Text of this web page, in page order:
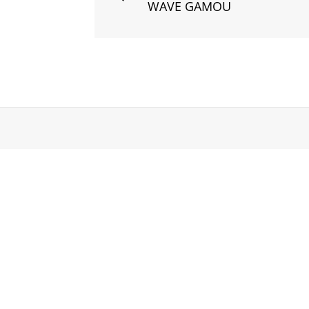
navigation
Post
WAVE GAMOU